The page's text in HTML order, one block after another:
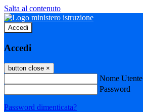
Salta al contenuto
Accedi
Accedi
button close ×
Nome Utente
Password
Password dimenticata?